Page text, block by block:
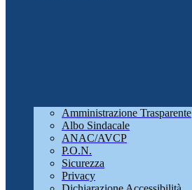
Amministrazione Trasparente
Albo Sindacale
ANAC/AVCP
P.O.N.
Sicurezza
Privacy